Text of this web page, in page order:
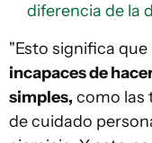
diferencia de la
"Esto significa
incapaces de
simples, como las
de cuidado